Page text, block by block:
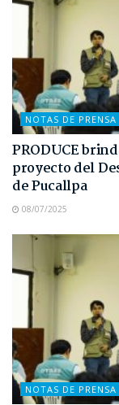
NOTAS DE PRENSA
PRODUCE
proyecto del
de Pucallpa
08/07/2025
NOTAS DE PRENSA